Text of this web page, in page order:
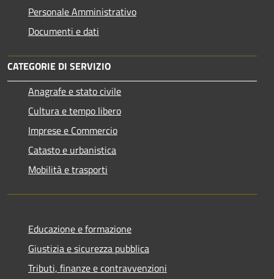
Personale Amministrativo
Documenti e dati
CATEGORIE DI SERVIZIO
Anagrafe e stato civile
Cultura e tempo libero
Imprese e Commercio
Catasto e urbanistica
Mobilità e trasporti
Educazione e formazione
Giustizia e sicurezza pubblica
Tributi, finanze e contravvenzioni